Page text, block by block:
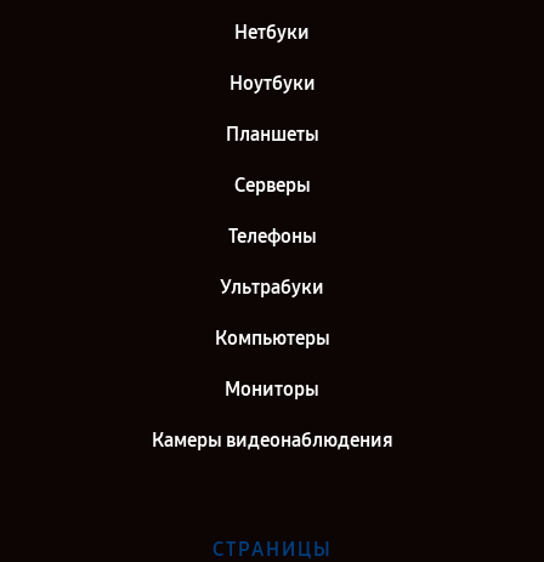
Нетбуки
Ноутбуки
Планшеты
Серверы
Телефоны
Ультрабуки
Компьютеры
Мониторы
Камеры видеонаблюдения
СТРАНИЦЫ